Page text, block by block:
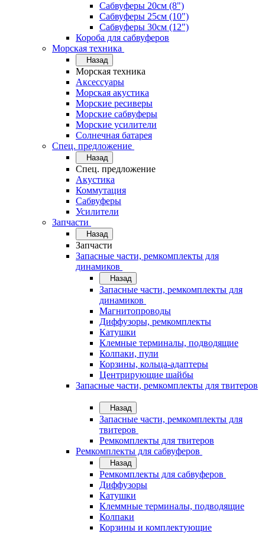
Сабвуферы 20см (8")
Сабвуферы 25см (10")
Сабвуферы 30см (12")
Короба для сабвуферов
Морская техника
Назад
Морская техника
Аксессуары
Морская акустика
Морские ресиверы
Морские сабвуферы
Морские усилители
Солнечная батарея
Спец. предложение
Назад
Спец. предложение
Акустика
Коммутация
Сабвуферы
Усилители
Запчасти
Назад
Запчасти
Запасные части, ремкомплекты для
динамиков
Назад
Запасные части, ремкомплекты для
динамиков
Магнитопроводы
Диффузоры, ремкомплекты
Катушки
Клемные терминалы, подводящие
Колпаки, пули
Корзины, кольца-адаптеры
Центрирующие шайбы
Запасные части, ремкомплекты для твитеров
Назад
Запасные части, ремкомплекты для
твитеров
Ремкомплекты для твитеров
Ремкомплекты для сабвуферов
Назад
Ремкомплекты для сабвуферов
Диффузоры
Катушки
Клеммные терминалы, подводящие
Колпаки
Корзины и комплектующие